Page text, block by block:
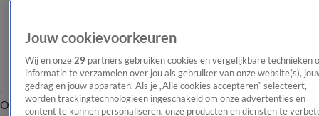
OverzichtAfleveringen Entertainment TV Algemeen
Tip
Jouw cookievoorkeuren
Wij en onze 29 partners gebruiken cookies en vergelijkbare technieken
informatie te verzamelen over jou als gebruiker van onze website(s),
gedrag en jouw apparaten. Als je „Alle cookies accepteren” selecteert,
worden trackingtechnologieën ingeschakeld om onze advertenties en
content te kunnen personaliseren, onze producten en diensten te